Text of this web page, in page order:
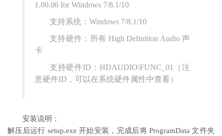
1.00.06 for Windows 7/8.1/10
支持系统：Windows 7/8.1/10
支持硬件：所有 High Definition Audio 声
卡
支持硬件ID：HDAUDIO\FUNC_01（注
意硬件ID，可以在系统硬件属性中查看）
安装说明：
解压后运行 setup.exe 开始安装，完成后将 ProgramData 文件夹